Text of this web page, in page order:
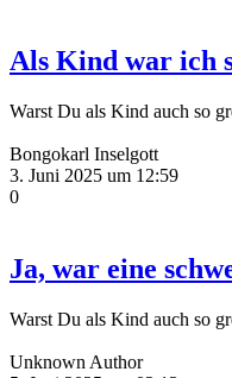
Als Kind war ich
Warst Du als Kind auch so
Bongokarl Inselgott
3. Juni 2025 um 12:59
0
Ja, war eine
Warst Du als Kind auch so
Unknown Author